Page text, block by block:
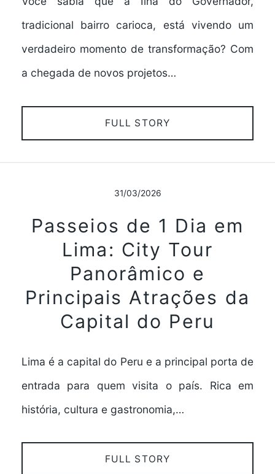
tradicional bairro carioca, está vivendo um
verdadeiro momento de transformação? Com
a chegada de novos projetos…
FULL STORY
31/03/2026
Passeios de 1 Dia em
Lima: City Tour
Panorâmico e
Principais Atrações da
Capital do Peru
Lima é a capital do Peru e a principal porta de
entrada para quem visita o país. Rica em
história, cultura e gastronomia,…
FULL STORY